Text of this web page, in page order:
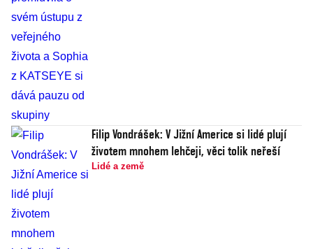
Filip Vondrášek: V Jižní Americe si lidé plují
životem mnohem lehčeji, věci tolik neřeší
Lidé a země